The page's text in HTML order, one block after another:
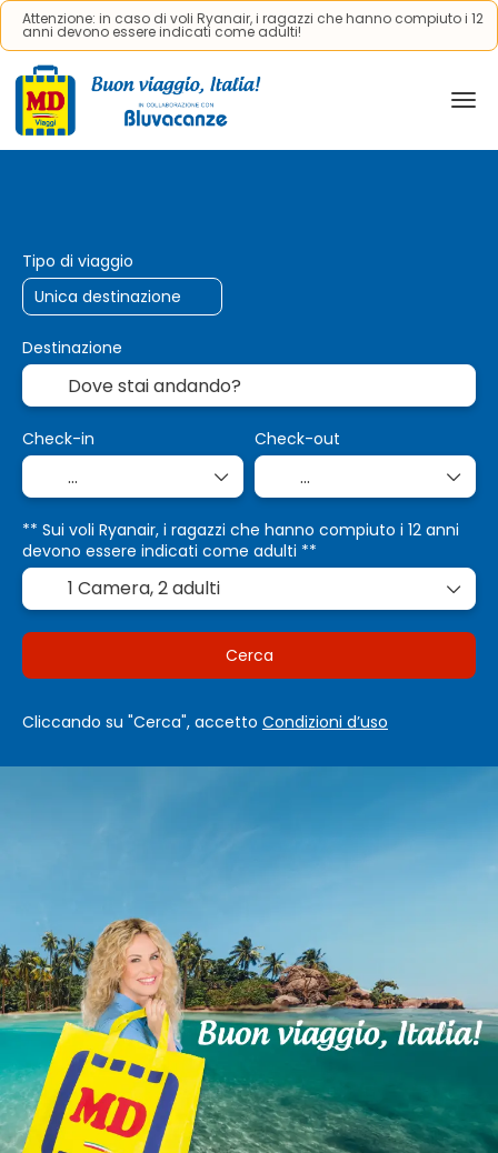
Attenzione: in caso di voli Ryanair, i ragazzi che hanno compiuto i 12
anni devono essere indicati come adulti!
Tipo di viaggio
Destinazione
Check-in Check-out
** Sui voli Ryanair, i ragazzi che hanno compiuto i 12 anni
devono essere indicati come adulti **
1 Camera,2 adulti
Cerca
Cliccando su "Cerca", accetto Condizioni d’uso